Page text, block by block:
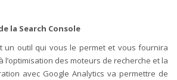
la Search Console
un outil qui vous le permet et vous fournira
l’optimisation des moteurs de recherche et la
avec Google Analytics va permettre de